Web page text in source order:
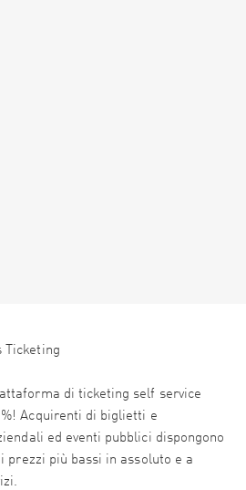
Ticketing
di ticketing self service
Acquirenti di biglietti e
ed eventi pubblici dispongono
prezzi più bassi in assoluto e a